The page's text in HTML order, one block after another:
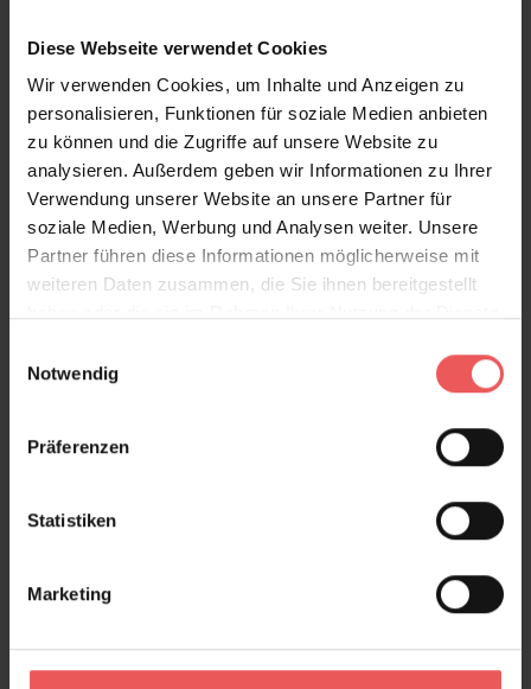
Diese Webseite verwendet Cookies
Wir verwenden Cookies, um Inhalte und Anzeigen zu
personalisieren, Funktionen für soziale Medien anbieten
zu können und die Zugriffe auf unsere Website zu
analysieren. Außerdem geben wir Informationen zu Ihrer
Verwendung unserer Website an unsere Partner für
soziale Medien, Werbung und Analysen weiter. Unsere
Partner führen diese Informationen möglicherweise mit
weiteren Daten zusammen, die Sie ihnen bereitgestellt
Notwendig
Präferenzen
Statistiken
Marketing
Sie haben Fragen zum Produkt?
+49 (0)221 932 81 82
Produktgalerie überspringen
Varianten